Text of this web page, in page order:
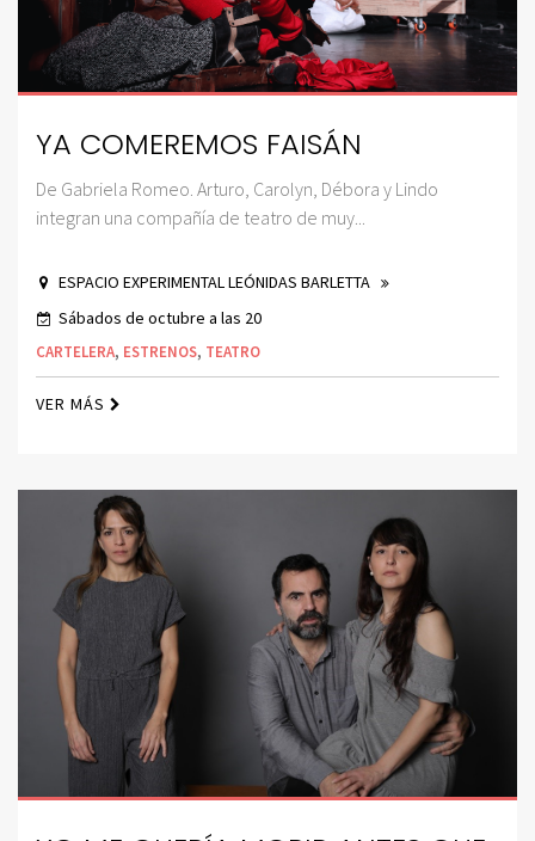
YA COMEREMOS FAISÁN
De Gabriela Romeo. Arturo, Carolyn, Débora y Lindo
integran una compañía de teatro de muy...
ESPACIO EXPERIMENTAL LEÓNIDAS BARLETTA
Sábados de octubre a las 20
CARTELERA, ESTRENOS, TEATRO
VER MÁS